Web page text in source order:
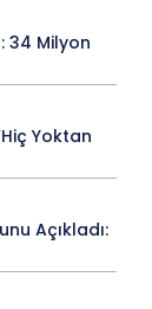
34 Milyon
Yoktan
Açıkladı: